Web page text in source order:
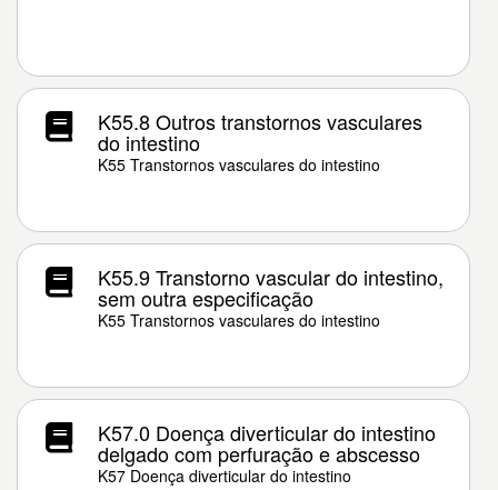
K55.8 Outros transtornos vasculares
do intestino
K55 Transtornos vasculares do intestino
K55.9 Transtorno vascular do intestino,
sem outra especificação
K55 Transtornos vasculares do intestino
K57.0 Doença diverticular do intestino
delgado com perfuração e abscesso
K57 Doença diverticular do intestino